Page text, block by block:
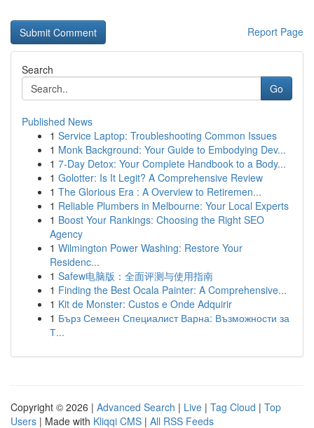
Report Page
Search
Go
Published News
1 Service Laptop: Troubleshooting Common Issues
1 Monk Background: Your Guide to Embodying Dev...
1 7-Day Detox: Your Complete Handbook to a Body...
1 Golotter: Is It Legit? A Comprehensive Review
1 The Glorious Era : A Overview to Retiremen...
1 Reliable Plumbers in Melbourne: Your Local Experts
1 Boost Your Rankings: Choosing the Right SEO
Agency
1 Wilmington Power Washing: Restore Your
Residenc...
1 Safew电脑版：全面评测与使用指南
1 Finding the Best Ocala Painter: A Comprehensive...
1 Kit de Monster: Custos e Onde Adquirir
1 Бърз Семеен Специалист Варна: Възможности за
Т...
Copyright © 2026 | Advanced Search | Live | Tag Cloud | Top
Users | Made with Kliqqi CMS | All RSS Feeds